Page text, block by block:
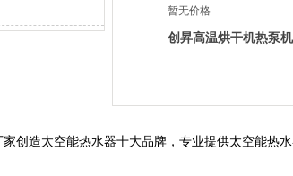
暂无价格
创昇高温烘干机热泵机
创造太空能热水器十大品牌，专业提供太空能热